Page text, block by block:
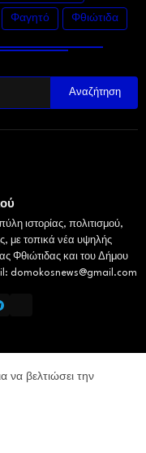
Φαγητό Φθιώτιδα
ιστορίας, πολιτισμού,
με τοπικά νέα υψηλής
Φθιώτιδας και του Δήμου
domokosnews@gmail.com
Copyright © 2026
Απορρήτου
να βελτιώσει την